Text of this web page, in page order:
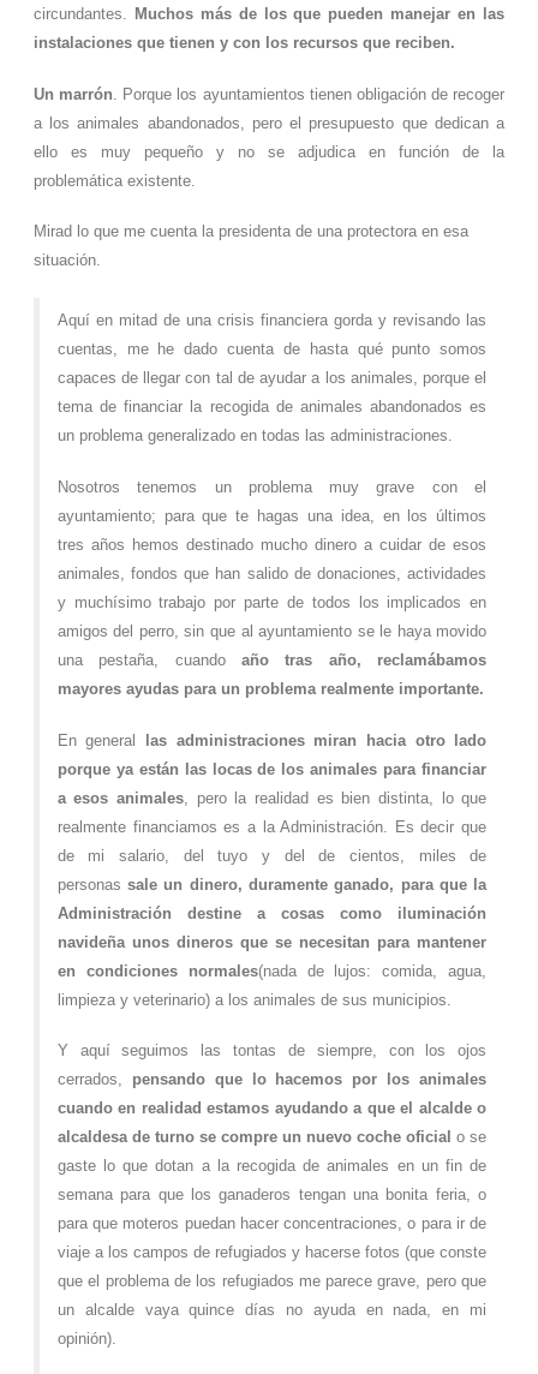
circundantes. Muchos más de los que pueden manejar en las
instalaciones que tienen y con los recursos que reciben.
Un marrón . Porque los ayuntamientos tienen obligación de recoger
a los animales abandonados, pero el presupuesto que dedican a
ello es muy pequeño y no se adjudica en función de la
problemática existente.
Mirad lo que me cuenta la presidenta de una protectora en esa
situación.
Aquí en mitad de una crisis financiera gorda y revisando las
cuentas, me he dado cuenta de hasta qué punto somos
capaces de llegar con tal de ayudar a los animales, porque el
tema de financiar la recogida de animales abandonados es
un problema generalizado en todas las administraciones.
Nosotros tenemos un problema muy grave con el
ayuntamiento; para que te hagas una idea, en los últimos
tres años hemos destinado mucho dinero a cuidar de esos
animales, fondos que han salido de donaciones, actividades
y muchísimo trabajo por parte de todos los implicados en
amigos del perro, sin que al ayuntamiento se le haya movido
una pestaña, cuando
año tras año, reclamábamos
mayores ayudas para un problema realmente importante.
En general
las administraciones miran hacia otro lado
porque ya están las locas de los animales para financiar
a esos animales , pero la realidad es bien distinta, lo que
realmente financiamos es a la Administración. Es decir que
de mi salario, del tuyo y del de cientos, miles de
personas sale un dinero, duramente ganado, para que la
Administración destine a cosas como iluminación
navideña unos dineros que se necesitan para mantener
en condiciones normales(nada de lujos: comida, agua,
limpieza y veterinario) a los animales de sus municipios.
Y aquí seguimos las tontas de siempre, con los ojos
cerrados,
pensando que lo hacemos por los animales
cuando en realidad estamos ayudando a que el alcalde o
alcaldesa de turno se compre un nuevo coche oficial o se
gaste lo que dotan a la recogida de animales en un fin de
semana para que los ganaderos tengan una bonita feria, o
para que moteros puedan hacer concentraciones, o para ir de
viaje a los campos de refugiados y hacerse fotos (que conste
que el problema de los refugiados me parece grave, pero que
un alcalde vaya quince días no ayuda en nada, en mi
opinión).